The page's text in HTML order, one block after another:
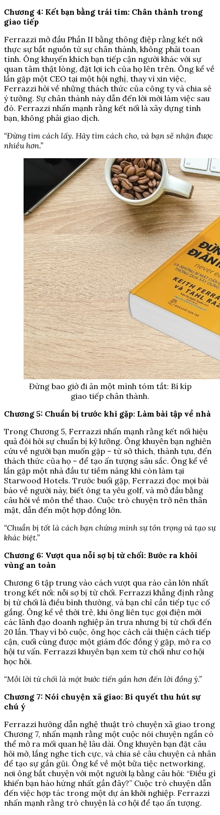
Chương 4: Kết bạn bằng trái tim: Chân thành trong
giao tiếp
Ferrazzi mở đầu Phần II bằng thông điệp rằng kết nối
thực sự bắt nguồn từ sự chân thành, không phải toan
tính. Ông khuyến khích bạn tiếp cận người khác với sự
quan tâm thật lòng, đặt lợi ích của họ lên trên. Ông kể về
lần gặp một CEO tại một hội nghị, thay vì xin việc,
Ferrazzi hỏi về những thách thức của công ty và chia sẻ
ý tưởng. Sự chân thành này dẫn đến lời mời làm việc sau
đó. Ferrazzi nhấn mạnh rằng kết nối là xây dựng tình
bạn, không phải giao dịch.
“Đừng tìm cách lấy. Hãy tìm cách cho, và bạn sẽ nhận được
nhiều hơn.”
Đừng bao giờ đi ăn một mình tóm tắt: Bí kíp
giao tiếp chân thành.
Chương 5: Chuẩn bị trước khi gặp: Làm bài tập về nhà
Trong Chương 5, Ferrazzi nhấn mạnh rằng kết nối hiệu
quả đòi hỏi sự chuẩn bị kỹ lưỡng. Ông khuyên bạn nghiên
cứu về người bạn muốn gặp – từ sở thích, thành tựu, đến
thách thức của họ – để tạo ấn tượng sâu sắc. Ông kể về
lần gặp một nhà đầu tư tiềm năng khi còn làm tại
Starwood Hotels. Trước buổi gặp, Ferrazzi đọc mọi bài
báo về người này, biết ông ta yêu golf, và mở đầu bằng
câu hỏi về môn thể thao. Cuộc trò chuyện trở nên thân
mật, dẫn đến một hợp đồng lớn.
“Chuẩn bị tốt là cách bạn chứng minh sự tôn trọng và tạo sự
khác biệt.”
Chương 6: Vượt qua nỗi sợ bị từ chối: Bước ra khỏi
vùng an toàn
Chương 6 tập trung vào cách vượt qua rào cản lớn nhất
trong kết nối: nỗi sợ bị từ chối. Ferrazzi khẳng định rằng
bị từ chối là điều bình thường, và bạn chỉ cần tiếp tục cố
gắng. Ông kể về thời trẻ, khi ông liên tục gọi điện mời
các lãnh đạo doanh nghiệp ăn trưa nhưng bị từ chối đến
20 lần. Thay vì bỏ cuộc, ông học cách cải thiện cách tiếp
cận, cuối cùng được một giám đốc đồng ý gặp, mở ra cơ
hội tư vấn. Ferrazzi khuyên bạn xem từ chối như cơ hội
học hỏi.
“Mỗi lời từ chối là một bước tiến gần hơn đến lời đồng ý.”
Chương 7: Nói chuyện xã giao: Bí quyết thu hút sự
chú ý
Ferrazzi hướng dẫn nghệ thuật trò chuyện xã giao trong
Chương 7, nhấn mạnh rằng một cuộc nói chuyện ngắn có
thể mở ra mối quan hệ lâu dài. Ông khuyên bạn đặt câu
hỏi mở, lắng nghe tích cực, và chia sẻ câu chuyện cá nhân
để tạo sự gần gũi. Ông kể về một bữa tiệc networking,
nơi ông bắt chuyện với một người lạ bằng câu hỏi: “Điều gì
khiến bạn hào hứng nhất gần đây?” Cuộc trò chuyện dẫn
đến việc hợp tác trong một dự án khởi nghiệp. Ferrazzi
nhấn mạnh rằng trò chuyện là cơ hội để tạo ấn tượng.